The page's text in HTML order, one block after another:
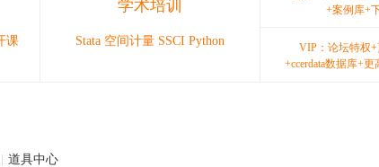
课
学术培训
Stata 空间计量 SSCI Python
+案例库+
VIP：论坛特权
+ccerdata数据库+
道具中心